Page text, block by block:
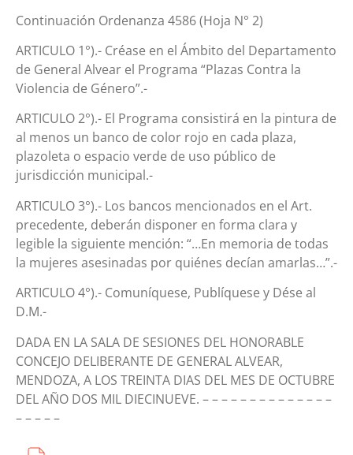
Continuación Ordenanza 4586 (Hoja N° 2)
ARTICULO 1°).- Créase en el Ámbito del Departamento
de General Alvear el Programa “Plazas Contra la
Violencia de Género”.-
ARTICULO 2°).- El Programa consistirá en la pintura de
al menos un banco de color rojo en cada plaza,
plazoleta o espacio verde de uso público de
jurisdicción municipal.-
ARTICULO 3°).- Los bancos mencionados en el Art.
precedente, deberán disponer en forma clara y
legible la siguiente mención: “…En memoria de todas
la mujeres asesinadas por quiénes decían amarlas…”.-
ARTICULO 4°).- Comuníquese, Publíquese y Dése al
D.M.-
DADA EN LA SALA DE SESIONES DEL HONORABLE
CONCEJO DELIBERANTE DE GENERAL ALVEAR,
MENDOZA, A LOS TREINTA DIAS DEL MES DE OCTUBRE
DEL AÑO DOS MIL DIECINUEVE. – – – – – – – – – – – – – –
– – – – –